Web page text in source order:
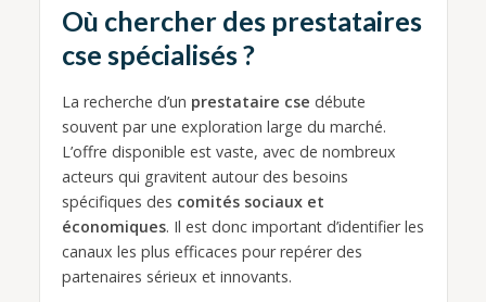
Où chercher des prestataires
cse spécialisés ?
La recherche d’un prestataire cse débute
souvent par une exploration large du marché.
L’offre disponible est vaste, avec de nombreux
acteurs qui gravitent autour des besoins
spécifiques des comités sociaux et
économiques. Il est donc important d’identifier les
canaux les plus efficaces pour repérer des
partenaires sérieux et innovants.